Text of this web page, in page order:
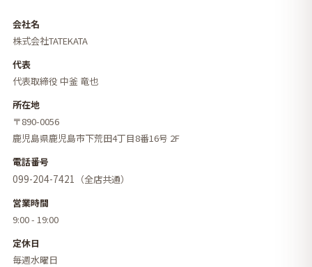
会社名
株式会社TATEKATA
代表
代表取締役 中釜 竜也
所在地
〒890-0056
鹿児島県鹿児島市下荒田4丁目8番16号 2F
電話番号
099-204-7421
（全店共通）
営業時間
9:00 - 19:00
定休日
毎週水曜日